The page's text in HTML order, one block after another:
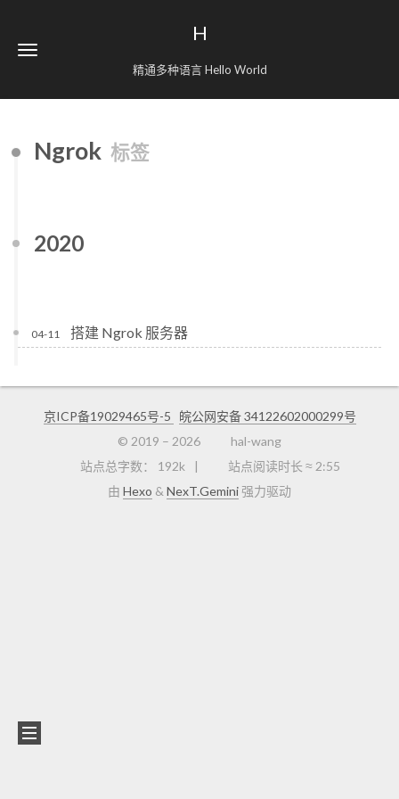
H
精通多种语言 Hello World
Ngrok 标签
2020
04-11 搭建 Ngrok 服务器
京ICP备19029465号-5
皖公网安备 34122602000299号
© 2019 – 2026
hal-wang
站点总字数：
192k 站点阅读时长 ≈ 2:55
由 Hexo & NexT.Gemini 强力驱动